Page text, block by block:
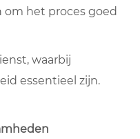
om het proces goed
waarbij
essentieel zijn.